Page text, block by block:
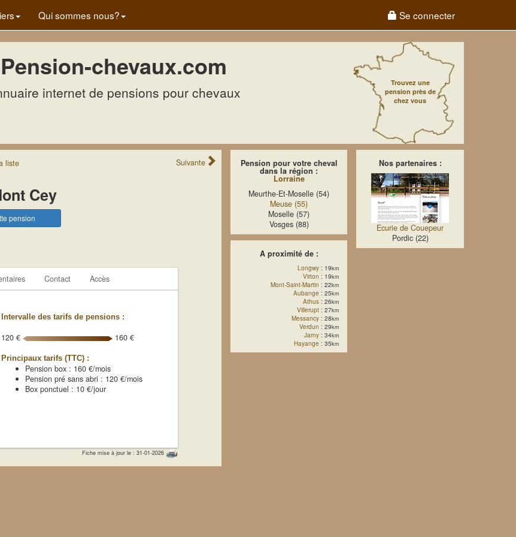
Qui sommes nous? Se connecter
Pension-chevaux.com
internet de pensions pour chevaux
Trouvez une
pension près de
chez vous
liste Suivante
Cey
pension
Contact Accès
Intervalle des tarifs de pensions :
120 € 160 €
Principaux tarifs (TTC) :
Pension box : 160 €/mois
Pension pré sans abri : 120 €/mois
Box ponctuel : 10 €/jour
Fiche mise à jour le : 31-01-2026
Pension pour votre cheval
dans la région :
Lorraine
Meurthe-Et-Moselle (54)
Meuse (55)
Moselle (57)
Vosges (88)
A proximité de :
Longwy : 19km
Virton : 19km
Mont-Saint-Martin : 22km
Aubange : 25km
Athus : 26km
Villerupt : 27km
Messancy : 28km
Verdun : 29km
Jarny : 34km
Hayange : 35km
Nos partenaires :
Ecurie de Couepeur
Pordic (22)